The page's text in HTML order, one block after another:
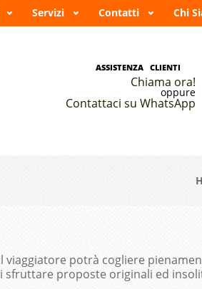
Servizi Contatti Chi
ASSISTENZA CLIENTI
Chiama ora!
oppure
Contattaci su WhatsApp
potrà cogliere
sfruttare proposte originali ed